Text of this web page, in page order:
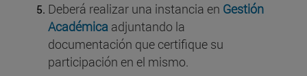
Deberá realizar una instancia en Gestión
Académica adjuntando la
documentación que certifique su
participación en el mismo.